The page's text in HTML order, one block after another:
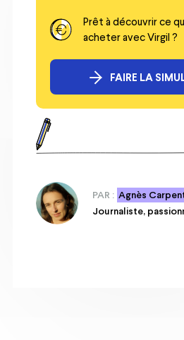
Prêt à découvrir ce
acheter avec Virgil ?
FAIRE LA
PAR : Agnès
Journaliste,